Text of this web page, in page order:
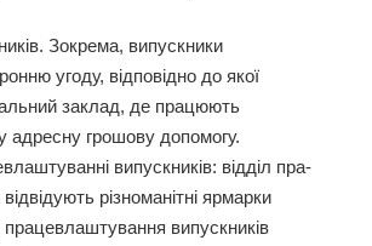
Зокрема, випускники
угоду, відповідно до якої
заклад, де працюють
адресну грошову допомогу.
випускників: відділ пра­
різноманітні ярмарки
працевлаштування випускників